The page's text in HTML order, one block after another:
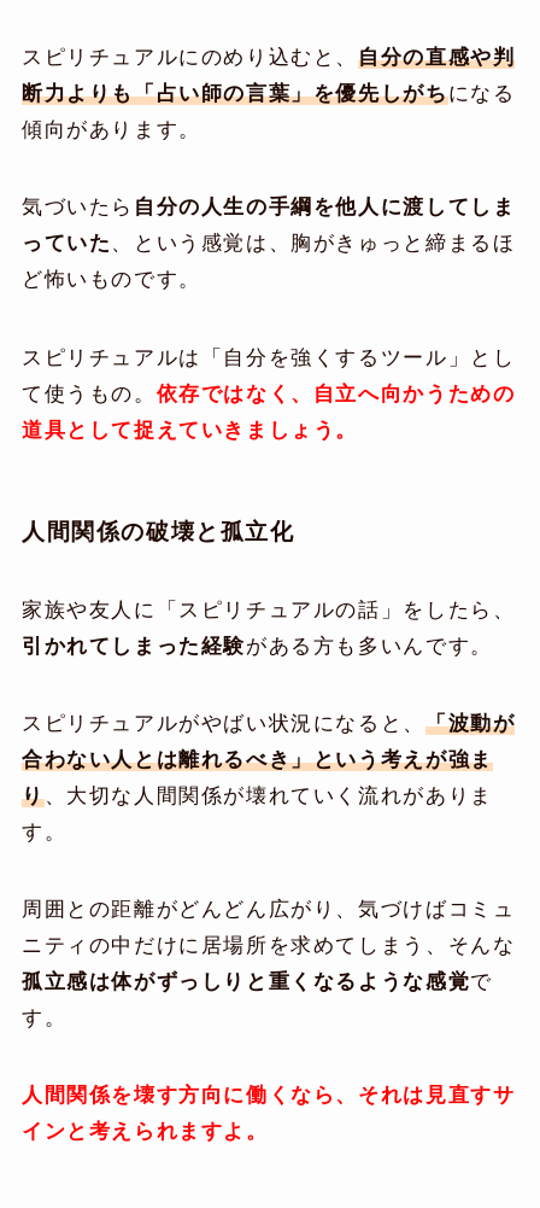
スピリチュアルにのめり込むと、自分の直感や判
断力よりも「占い師の言葉」を優先しがちになる
傾向があります。
気づいたら 自分の人生の手綱を他人に渡してしま
っていた 、という感覚は、胸がきゅっと締まるほ
ど怖いものです。
スピリチュアルは「自分を強くするツール」とし
て使うもの。 依存ではなく、自立へ向かうための
道具として捉えていきましょう。
人間関係の破壊と孤立化
家族や友人に「スピリチュアルの話」をしたら、
引かれてしまった経験がある方も多いんです。
スピリチュアルがやばい状況になると、 「波動が
合わない人とは離れるべき」という考えが強ま
り、大切な人間関係が壊れていく流れがありま
す。
周囲との距離がどんどん広がり、気づけばコミュ
ニティの中だけに居場所を求めてしまう、そんな
孤立感は体がずっしりと重くなるような感覚で
す。
人間関係を壊す方向に働くなら、それは見直すサ
インと考えられますよ。